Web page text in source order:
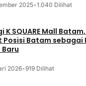
2025•1.040 Dilihat
K SQUARE Mall
Posisi Batam
2026•919 Dilihat